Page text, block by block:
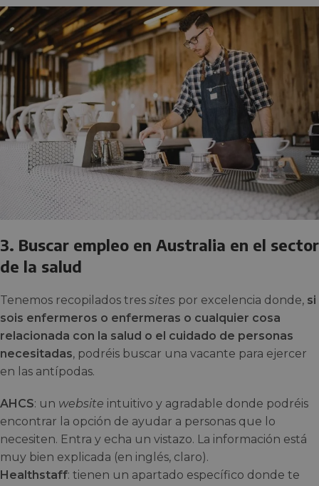
3. Buscar empleo en Australia en el sector
de la salud
Tenemos recopilados tres sites por excelencia donde, si
sois enfermeros o enfermeras o cualquier cosa
relacionada con la salud o el cuidado de personas
necesitadas, podréis buscar una vacante para ejercer
en las antípodas.
AHCS: un website intuitivo y agradable donde podréis
encontrar la opción de ayudar a personas que lo
necesiten. Entra y echa un vistazo. La información está
muy bien explicada (en inglés, claro).
Healthstaff: tienen un apartado específico donde te